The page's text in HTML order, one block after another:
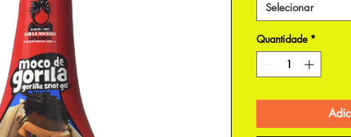
Selecionar
Quantidade *